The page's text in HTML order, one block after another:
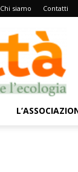
Chi siamo Contatti